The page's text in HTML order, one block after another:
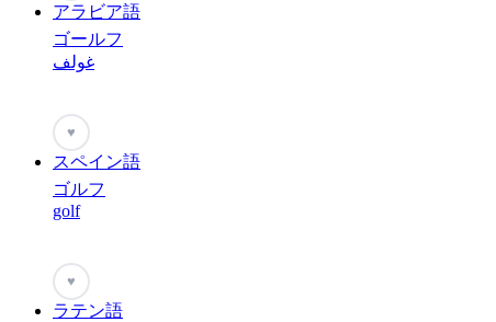
アラビア語
ゴールフ
غولف
♥
スペイン語
ゴルフ
golf
♥
ラテン語